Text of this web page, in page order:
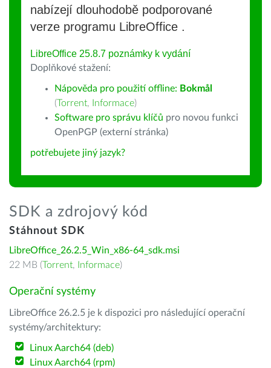
nabízejí dlouhodobě podporované
verze programu LibreOffice .
LibreOffice 25.8.7 poznámky k vydání
Doplňkové stažení:
Nápověda pro použití offline: Bokmål
(Torrent, Informace)
Software pro správu klíčů pro novou funkci
OpenPGP (externí stránka)
potřebujete jiný jazyk?
SDK a zdrojový kód
Stáhnout SDK
LibreOffice_26.2.5_Win_x86-64_sdk.msi
22 MB (Torrent, Informace)
Operační systémy
LibreOffice 26.2.5 je k dispozici pro následující operační
systémy/architektury:
Linux Aarch64 (deb)
Linux Aarch64 (rpm)